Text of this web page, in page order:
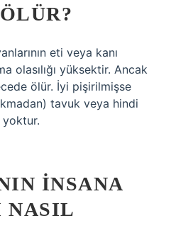
eti veya kanı
olasılığı yüksektir. Ancak
ölür. İyi pişirilmişse
tavuk veya hindi
yoktur.
INSANA
NASIL